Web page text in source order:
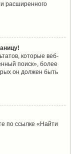
расширенного
которые веб-
поиск», более
он должен быть
по ссылке «Найти